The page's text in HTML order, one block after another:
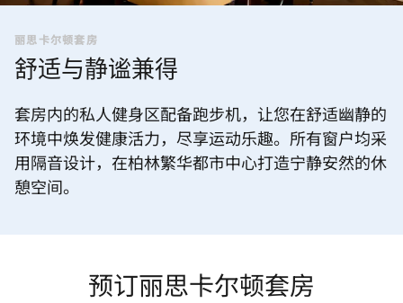
丽思卡尔顿套房
舒适与静谧兼得
套房内的私人健身区配备跑步机，让您在舒适幽静的
环境中焕发健康活力，尽享运动乐趣。所有窗户均采
用隔音设计，在柏林繁华都市中心打造宁静安然的休
憩空间。
预订丽思卡尔顿套房